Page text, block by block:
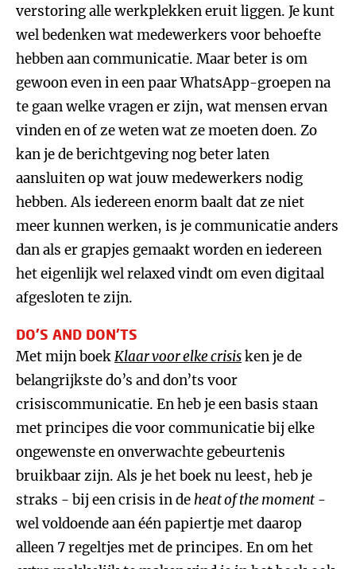
verstoring alle werkplekken eruit liggen. Je kunt
wel bedenken wat medewerkers voor behoefte
hebben aan communicatie. Maar beter is om
gewoon even in een paar WhatsApp-groepen na
te gaan welke vragen er zijn, wat mensen ervan
vinden en of ze weten wat ze moeten doen. Zo
kan je de berichtgeving nog beter laten
aansluiten op wat jouw medewerkers nodig
hebben. Als iedereen enorm baalt dat ze niet
meer kunnen werken, is je communicatie anders
dan als er grapjes gemaakt worden en iedereen
het eigenlijk wel relaxed vindt om even digitaal
afgesloten te zijn.
DO’S AND DON’TS
Met mijn boekKlaar voor elke crisisken je de
belangrijkste do’s and don’ts voor
crisiscommunicatie. En heb je een basis staan
met principes die voor communicatie bij elke
ongewenste en onverwachte gebeurtenis
bruikbaar zijn. Als je het boek nu leest, heb je
straks - bij een crisis in deheat of the moment -
wel voldoende aan één papiertje met daarop
alleen 7 regeltjes met de principes. En om het